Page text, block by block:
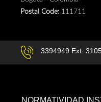
Postal Code: 111711
3394949 Ext.
NORMATIVIDAD